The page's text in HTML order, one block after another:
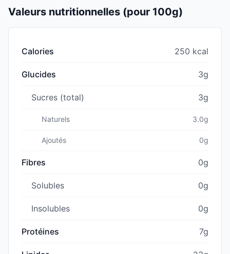
Valeurs nutritionnelles (pour 100g)
Calories 250 kcal
Glucides 3g
Sucres (total) 3g
Naturels 3.0g
Ajoutés 0g
Fibres 0g
Solubles 0g
Insolubles 0g
Protéines 7g